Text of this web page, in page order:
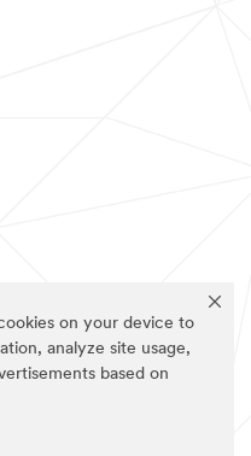
on your device to
analyze site usage,
based on